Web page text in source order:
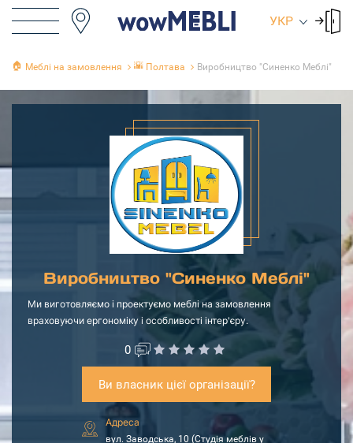
УКР
🏠 Меблі на замовлення 🌇 Полтава Виробництво "Синенко Меблі"
Виробництво "Синенко Меблі"
Ми виготовляємо і проектуємо меблі на замовлення
враховуючи ергономіку і особливості інтер'єру.
0
Ви власник цієї організації?
Адреса
вул. Заводська, 10 (Студія меблів у